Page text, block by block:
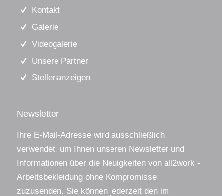
Kontakt
Galerie
Videogalerie
Unsere Partner
Stellenanzeigen
Newsletter
Ihre E-Mail-Adresse wird ausschließlich
verwendet, um Ihnen unseren Newsletter und
Informationen über die Neuigkeiten von all2work -
Arbeitsbekleidung ohne Kompromisse
zuzusenden. Sie können jederzeit den im